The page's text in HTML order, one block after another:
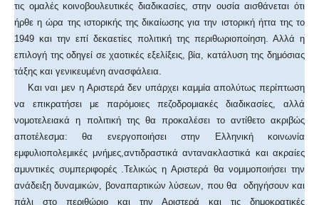
τις ομαλές κοινοβουλευτικές διαδικασίες, στην ουσία αισθάνεται ότι
ήρθε η ώρα της ιστορικής της δικαίωσης για την ιστορική ήττα της το
1949 και την επί δεκαετίες πολιτική της περιθωριοποίηση. Αλλά η
επιλογή της οδηγεί σε χαοτικές εξελίξεις, βία, κατάλυση της δημόσιας
τάξης και γενικευμένη ανασφάλεια.
Και ναι μεν η Αριστερά δεν υπάρχει καμμία απολύτως περίπτωση
να επικρατήσει με παρόμοιες πεζοδρομιακές διαδικασίες, αλλά
νομοτελειακά η πολιτική της θα προκαλέσει το αντίθετο ακριβώς
αποτέλεσμα: θα ενεργοποιήσει στην Ελληνική κοινωνία
εμφυλιοπολεμικές μνήμες,αντιδραστικά αντανακλαστικά και ακραίες
αμυντικές συμπεριφορές .Τελικώς η Αριστερά θα νομιμοποιήσει την
ανάδειξη δυναμικών, βοναπαρτικών λύσεων, που θα οδηγήσουν και
πάλι στο περιθώριο και την Αριστερά και τις δημοκρατικές